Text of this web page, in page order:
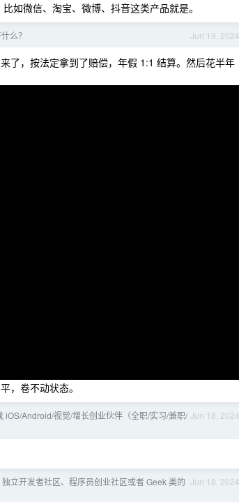
如微信、淘宝、微博、抖音这类产品就是。
Jun 19, 2024
么？
了，按法定拿到了赔偿，年假 1:1 结算。然后花半年
，卷不动状态。
Jun 18, 2024
iOS/Android/视觉/增长创业伙伴（全职/实习/兼职/
Jun 18, 2024
立开发者社区、程序员创业社区或者 Geek 类的